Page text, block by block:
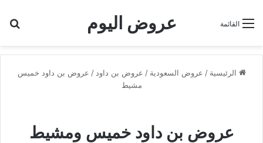
عروض اليوم القائمة
الرئيسية / عروض السعودية / عروض بن داود / عروض بن داود خميس
مشيط
عروض بن داود خميس ومشيط